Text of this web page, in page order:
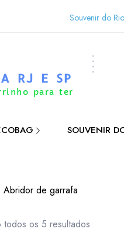
Souvenir do Rio
RJ E SP
para ter
SOUVENIR
Abridor de garrafa
todos os 5 resultados